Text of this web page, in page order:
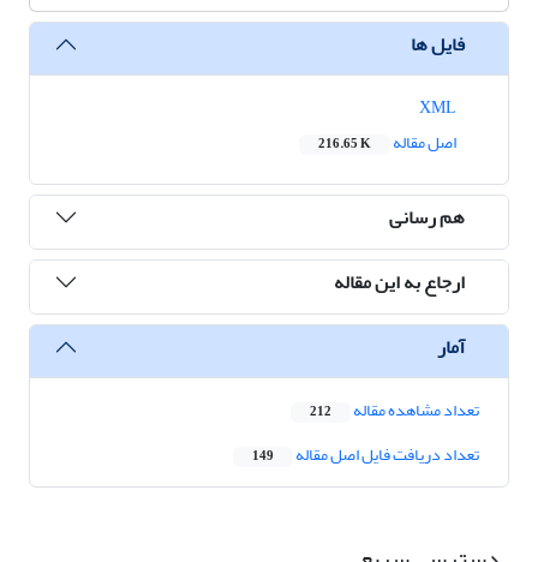
فایل ها
اصل مقاله
216.65 K
هم رسانی
ارجاع به این مقاله
آمار
تعداد مشاهده مقاله 212
تعداد دریافت فایل اصل مقاله 149